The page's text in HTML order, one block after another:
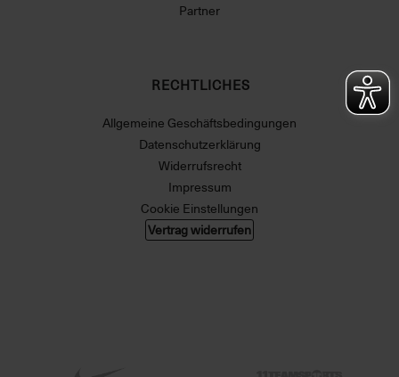
Partner
RECHTLICHES
Allgemeine Geschäftsbedingungen
Datenschutzerklärung
Widerrufsrecht
Impressum
Cookie Einstellungen
Vertrag widerrufen